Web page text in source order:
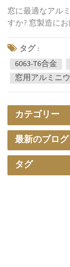
窓に最適なアル
すか? 窓製造に
現代建築におい
く、建物の外観
高品質な窓構造
イル窓の強度、
タグ :
6063-T6合金
窓用アルミニ
カテゴリー
最新のブログ
タグ